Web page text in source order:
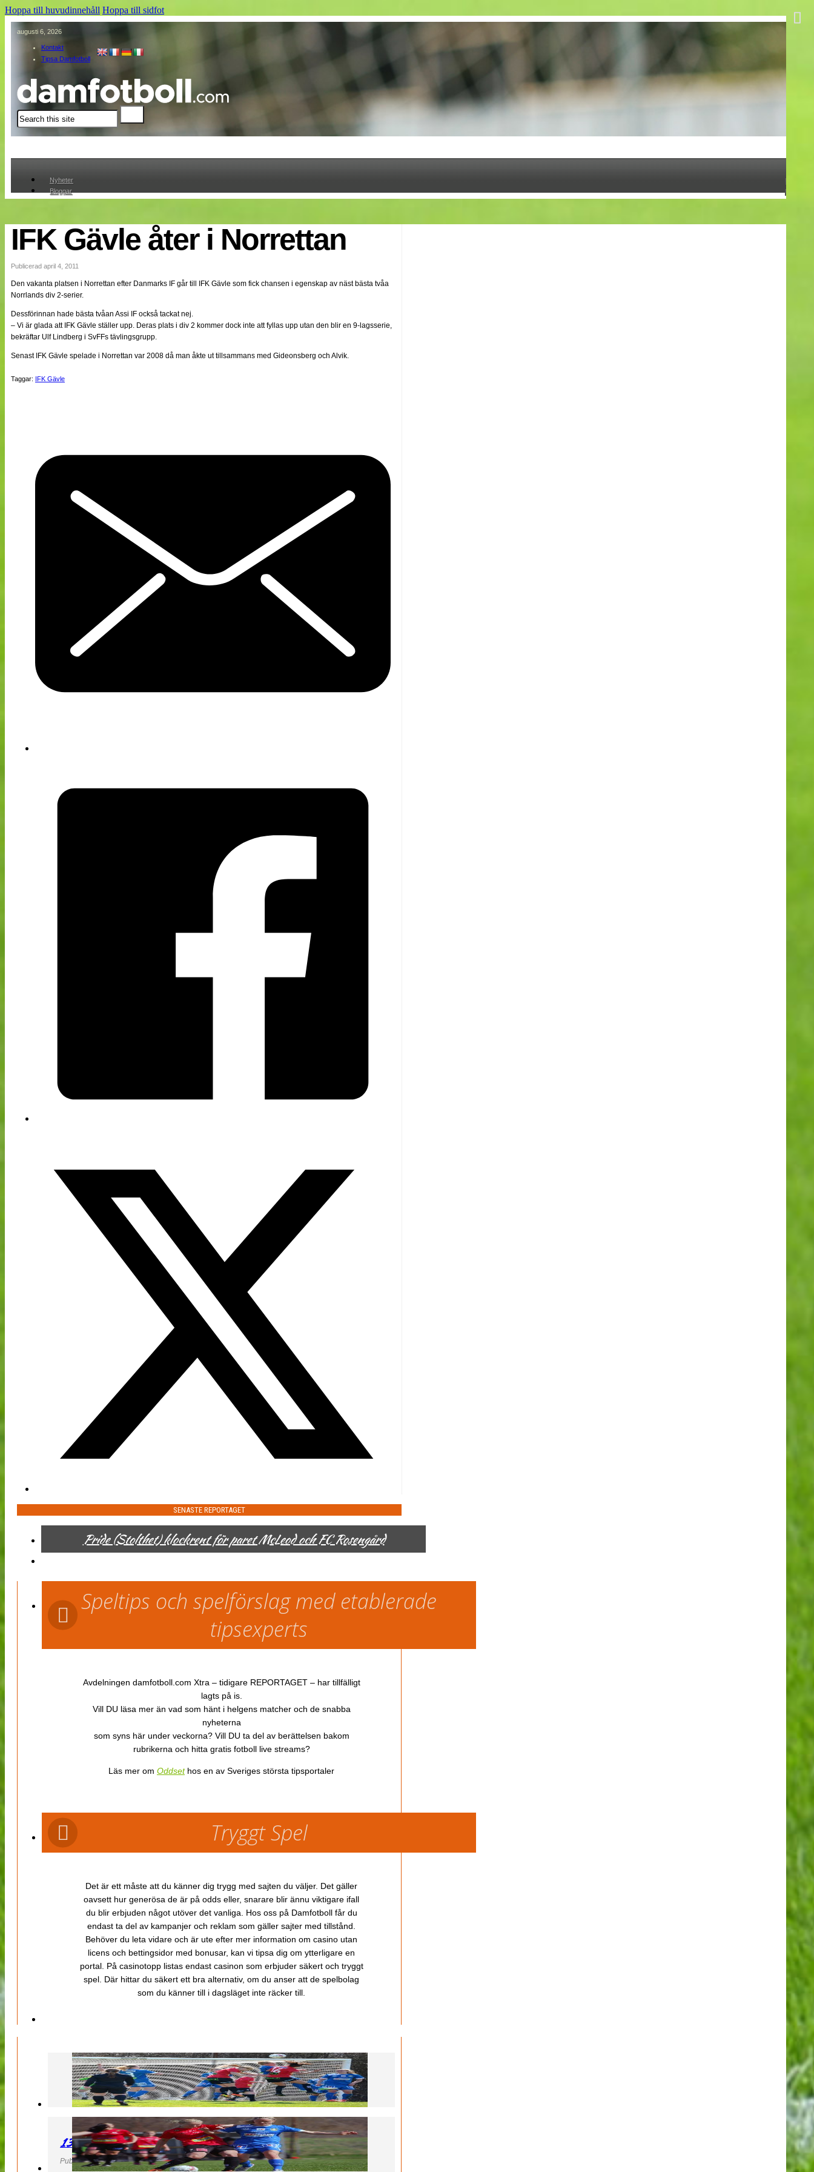
Hoppa till huvudinnehåll Hoppa till sidfot
augusti 6, 2026
Kontakt
Tipsa Damfotboll
Sök
Nyheter
Bloggar
Cuper
Medlemmar
Medlemsbilder
Om oss
Split vision
Nyheter
Bloggar
Lagen
Webb-TV
Medlemmar
IFK Gävle åter i Norrettan
Publicerad april 4, 2011
Den vakanta platsen i Norrettan efter Danmarks IF går till IFK Gävle som fick chansen i egenskap av näst bästa tvåa
Norrlands div 2-serier.
Dessförinnan hade bästa tvåan Assi IF också tackat nej.
– Vi är glada att IFK Gävle ställer upp. Deras plats i div 2 kommer dock inte att fyllas upp utan den blir en 9-lagsserie,
bekräftar Ulf Lindberg i SvFFs tävlingsgrupp.
Senast IFK Gävle spelade i Norrettan var 2008 då man åkte ut tillsammans med Gideonsberg och Alvik.
Taggar: IFK Gävle
SENASTE REPORTAGET
Pride (Stolthet) klockrent för paret McLeod och FC Rosengård
Speltips och spelförslag med etablerade
tipsexperts
Avdelningen damfotboll.com Xtra – tidigare REPORTAGET – har tillfälligt
lagts på is.
Vill DU läsa mer än vad som hänt i helgens matcher och de snabba
nyheterna
som syns här under veckorna? Vill DU ta del av berättelsen bakom
rubrikerna och hitta gratis fotboll live streams?
Läs mer om Oddsethos en av Sveriges största tipsportaler
Tryggt Spel
Det är ett måste att du känner dig trygg med sajten du väljer. Det gäller
oavsett hur generösa de är på odds eller, snarare blir ännu viktigare ifall
du blir erbjuden något utöver det vanliga. Hos oss på Damfotboll får du
endast ta del av kampanjer och reklam som gäller sajter med tillstånd.
Behöver du leta vidare och är ute efter mer information om casino utan
licens och bettingsidor med bonusar, kan vi tipsa dig om ytterligare en
portal. På casinotopp listas endast casinon som erbjuder säkert och tryggt
spel. Där hittar du säkert ett bra alternativ, om du anser att de spelbolag
som du känner till i dagsläget inte räcker till.
130427 LB 07 – QBIK
Publicerad 27 April 2013, 22:40